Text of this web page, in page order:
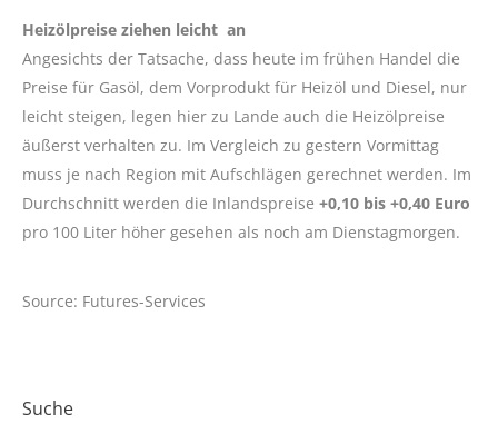
Heizölpreise ziehen leicht an
Angesichts der Tatsache, dass heute im frühen Handel die
Preise für Gasöl, dem Vorprodukt für Heizöl und Diesel, nur
leicht steigen, legen hier zu Lande auch die Heizölpreise
äußerst verhalten zu. Im Vergleich zu gestern Vormittag
muss je nach Region mit Aufschlägen gerechnet werden. Im
Durchschnitt werden die Inlandspreise +0,10 bis +0,40 Euro
pro 100 Liter höher gesehen als noch am Dienstagmorgen.
Source: Futures-Services
Suche